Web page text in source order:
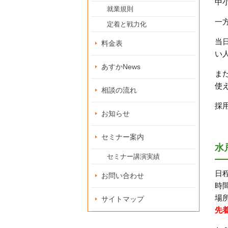
一
当
い
ま
使
採
水
日
時
場
先
就業規則
定着と戦力化
料金表
あすかNews
相談の流れ
お知らせ
セミナー案内
セミナー講演実績
お問い合わせ
サイトマップ